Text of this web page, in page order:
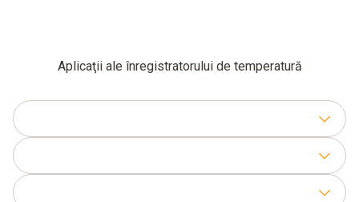
Aplicaţii ale înregistratorului de temperatură